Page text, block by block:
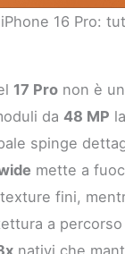
16 Pro:
17 Pro non è
da48 MP
spinge
mette a
fini,
a
nativi che